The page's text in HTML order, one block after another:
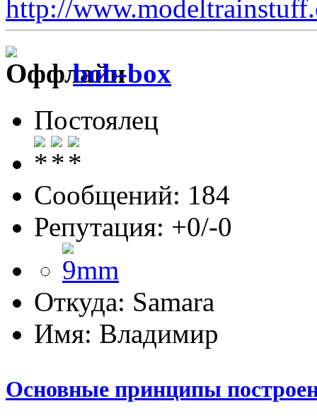
http://
bob-box
Постоялец
Сообщений: 184
Репутация: +0/-0
Откуда: Samara
Имя: Владимир
Основные принципы